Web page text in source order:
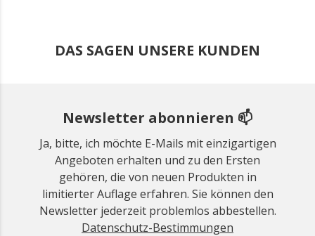
DAS SAGEN UNSERE KUNDEN
Newsletter abonnieren 📫
Ja, bitte, ich möchte E-Mails mit einzigartigen
Angeboten erhalten und zu den Ersten
gehören, die von neuen Produkten in
limitierter Auflage erfahren. Sie können den
Newsletter jederzeit problemlos abbestellen.
Datenschutz-Bestimmungen